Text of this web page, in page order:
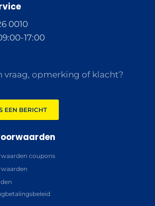
0010
17:00
vraag, opmerking of klacht?
EEN BERICHT
coupons